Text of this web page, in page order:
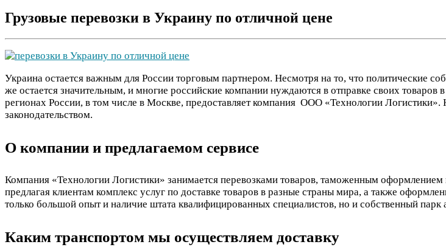
Грузовые перевозки в Украину по отличной цене
Украина остается важным для России торговым партнером. Несмотря на то, что политические
же остается значительным, и многие российские компании нуждаются в отправке своих
регионах России, в том числе в Москве, предоставляет компания ООО «Технологии
законодательством.
О компании и предлагаемом сервисе
Компания «Технологии Логистики» занимается перевозками товаров, таможенным оформлением
предлагая клиентам комплекс услуг по доставке товаров в разные страны мира, а также
только большой опыт и наличие штата квалифицированных специалистов, но и собственный парк
Каким транспортом мы осуществляем доставку